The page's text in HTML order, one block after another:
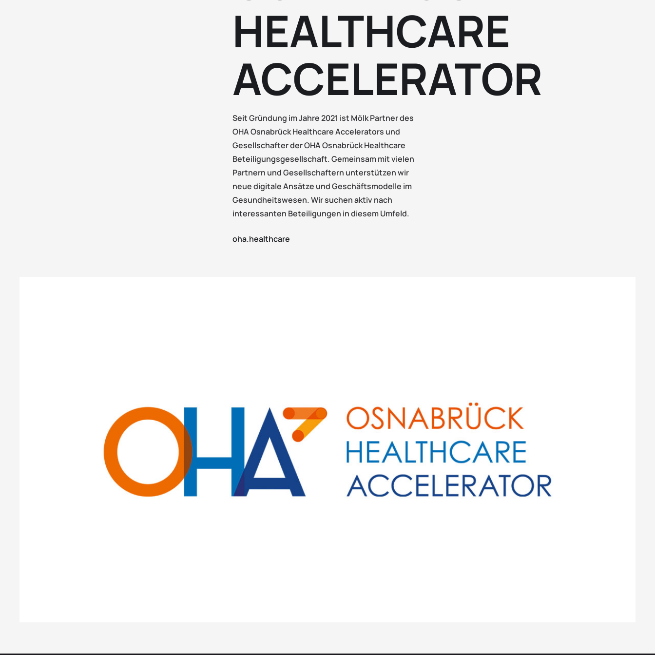
HEALTHCARE
ACCELERATOR
Seit Gründung im Jahre 2021 ist Mölk Partner des
OHA Osnabrück Healthcare Accelerators und
Gesellschafter der OHA Osnabrück Healthcare
Beteiligungsgesellschaft. Gemeinsam mit vielen
Partnern und Gesellschaftern unterstützen wir
neue digitale Ansätze und Geschäftsmodelle im
Gesundheitswesen. Wir suchen aktiv nach
interessanten Beteiligungen in diesem Umfeld.
oha.healthcare